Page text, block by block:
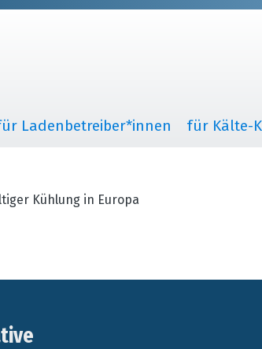
Ladenbetreiber*innen für Kälte-
Kühlung in Europa